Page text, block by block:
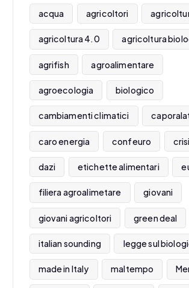
acqua agricoltori
agricoltura 4.0 agricoltura
agrifish agroalimentare
agroecologia biologico
cambiamenti climatici
caro energia confeuro
dazi etichette alimentari
filiera agroalimetare giovani
giovani agricoltori green deal
italian sounding legge sul
made in Italy maltempo